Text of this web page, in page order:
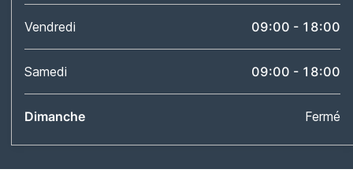
Vendredi 09:00 - 18:00
Samedi 09:00 - 18:00
Dimanche Fermé